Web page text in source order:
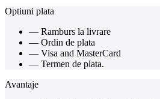
Optiuni plata
— Ramburs la livrare
— Ordin de plata
— Visa and MasterCard
— Termen de plata.
Avantaje